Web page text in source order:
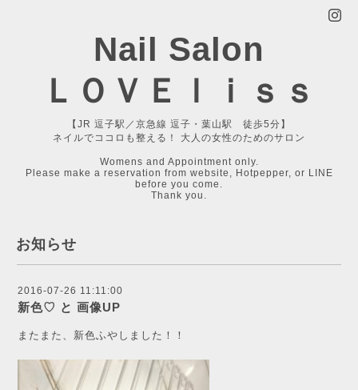
Nail Salon
ＬＯＶＥｌｉｓｓ
【JR 逗子駅／京急線 逗子・葉山駅 徒歩5分】
ネイルでココロも整える！ 大人の女性のためのサロン
Womens and Appointment only.
Please make a reservation from website, Hotpepper, or LINE
before you come.
Thank you.
お知らせ
2016-07-26 11:11:00
新色♡ と 画像UP
またまた、新色ふやしました！！